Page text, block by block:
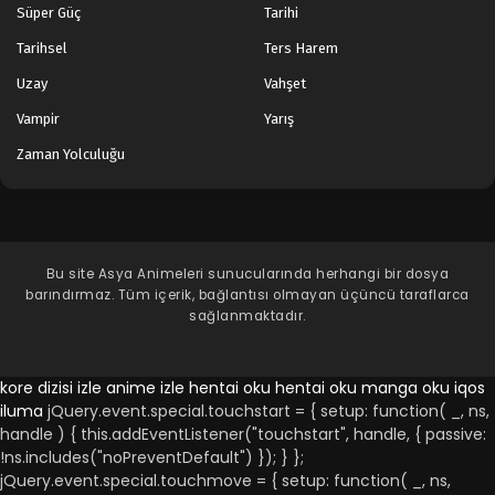
Süper Güç Tarihi
Tarihsel Ters Harem
Uzay Vahşet
Vampir Yarış
Zaman Yolculuğu
Bu site Asya Animeleri sunucularında herhangi bir dosya
barındırmaz. Tüm içerik, bağlantısı olmayan üçüncü taraflarca
sağlanmaktadır.
kore dizisi izle anime izle hentai oku hentai oku manga oku iqos
iluma jQuery.event.special.touchstart = { setup: function( _, ns,
handle ) { this.addEventListener("touchstart", handle, { passive:
!ns.includes("noPreventDefault") }); } };
jQuery.event.special.touchmove = { setup: function( _, ns,